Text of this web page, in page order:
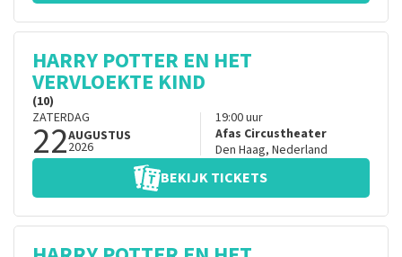
HARRY POTTER EN HET
VERVLOEKTE KIND
(10)
ZATERDAG
22AUGUSTUS
2026
19:00uur
Afas Circustheater
Den Haag, Nederland
BEKIJK TICKETS